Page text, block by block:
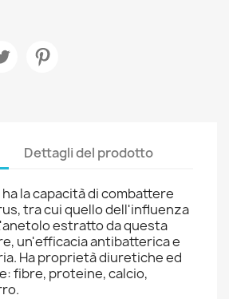
Dettagli del prodotto
la capacità di combattere
tra cui quello dell'influenza
estratto da questa
un'efficacia antibatterica e
Ha proprietà diuretiche ed
fibre, proteine, calcio,